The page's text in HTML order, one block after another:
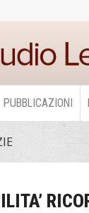
PUBBLICAZIONI